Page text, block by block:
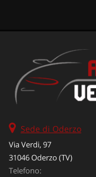
Sede di Oderzo
Via Verdi, 97
31046 Oderzo (TV)
Telefono: